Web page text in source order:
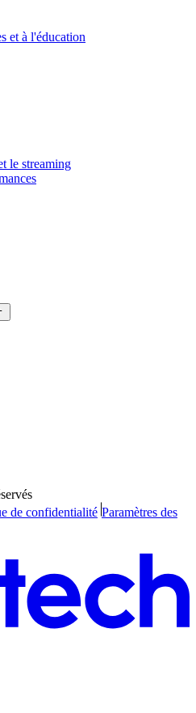
et à l'éducation
le streaming
de confidentialité Paramètres des